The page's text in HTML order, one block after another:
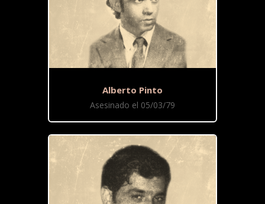
Alberto Pinto
Asesinado el 05/03/79